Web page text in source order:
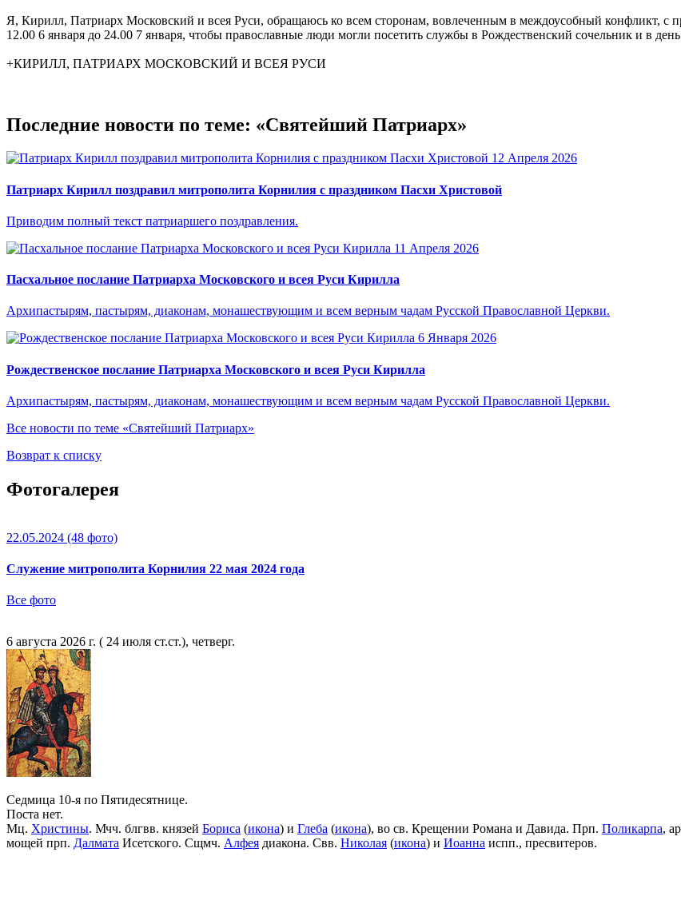
Я, Кирилл, Патриарх Московский и всея Руси, обращаюсь ко всем сторонам, вовлеченным в междоусобный конфликт, с
12.00 6 января до 24.00 7 января, чтобы православные люди могли посетить службы в Рождественский сочельник и в
+КИРИЛЛ, ПАТРИАРХ МОСКОВСКИЙ И ВСЕЯ РУСИ
Последние новости по теме: «Святейший Патриарх»
12 Апреля 2026
Патриарх Кирилл поздравил митрополита Корнилия с праздником Пасхи Христовой
Приводим полный текст патриаршего поздравления.
11 Апреля 2026
Пасхальное послание Патриарха Московского и всея Руси Кирилла
Архипастырям, пастырям, диаконам, монашествующим и всем верным чадам Русской Православной Церкви.
6 Января 2026
Рождественское послание Патриарха Московского и всея Руси Кирилла
Архипастырям, пастырям, диаконам, монашествующим и всем верным чадам Русской Православной Церкви.
Все новости по теме «Святейший Патриарх»
Возврат к списку
Фотогалерея
22.05.2024 (48 фото)
Служение митрополита Корнилия 22 мая 2024 года
Все фото
6 августа 2026 г. ( 24 июля ст.ст.), четверг.
Седмица 10-я по Пятидесятнице.
Поста нет.
Мц. Христины. Мчч. блгвв. князей Бориса (икона) и Глеба (икона), во св. Крещении Романа и Давида. Прп. Поликарпа,
мощей прп. Далмата Исетского. Сщмч. Алфея диакона. Свв. Николая (икона) и Иоанна испп., пресвитеров.